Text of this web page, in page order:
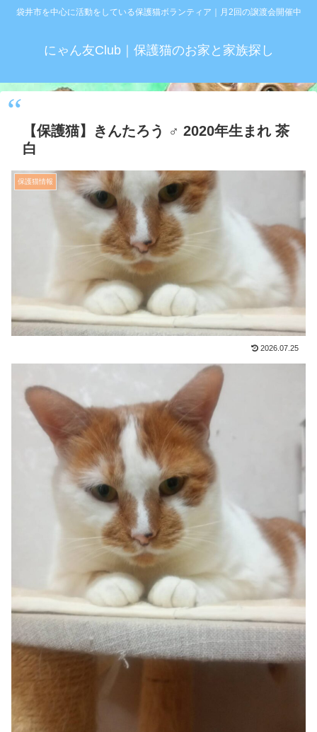
袋井市を中心に活動をしている保護猫ボランティア｜月2回の譲渡会開催中
にゃん友Club｜保護猫のお家と家族探し
【保護猫】きんたろう ♂ 2020年生まれ 茶
白
保護猫情報
2026.07.25